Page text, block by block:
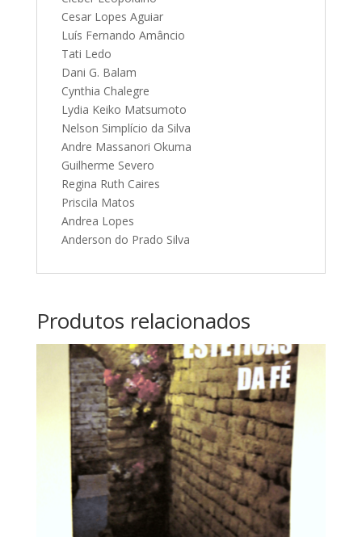
Cesar Lopes Aguiar
Luís Fernando Amâncio
Tati Ledo
Dani G. Balam
Cynthia Chalegre
Lydia Keiko Matsumoto
Nelson Simplício da Silva
Andre Massanori Okuma
Guilherme Severo
Regina Ruth Caires
Priscila Matos
Andrea Lopes
Anderson do Prado Silva
Produtos relacionados